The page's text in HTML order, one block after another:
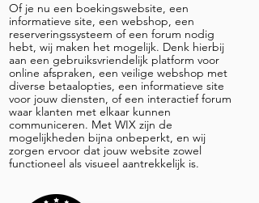
Of je nu een boekingswebsite, een
informatieve site, een webshop, een
reserveringssysteem of een forum nodig
hebt, wij maken het mogelijk. Denk hierbij
aan een gebruiksvriendelijk platform voor
online afspraken, een veilige webshop met
diverse betaalopties, een informatieve site
voor jouw diensten, of een interactief forum
waar klanten met elkaar kunnen
communiceren. Met WIX zijn de
mogelijkheden bijna onbeperkt, en wij
zorgen ervoor dat jouw website zowel
functioneel als visueel aantrekkelijk is.